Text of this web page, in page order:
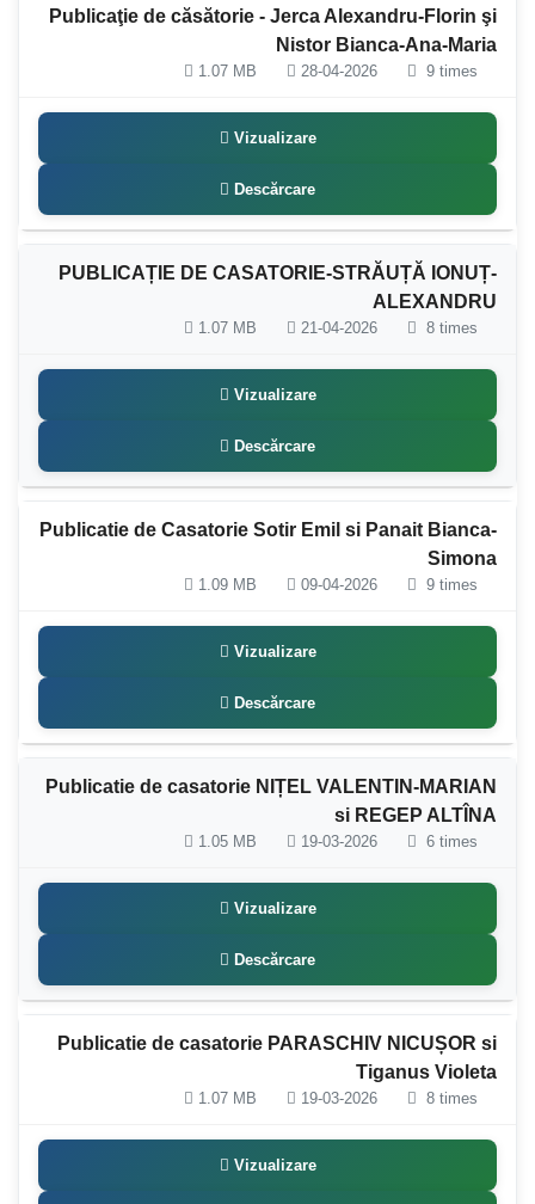
Publicaţie de căsătorie - Jerca Alexandru-Florin şi
Nistor Bianca-Ana-Maria
1.07 MB 28-04-2026 9 times
Vizualizare
Descărcare
PUBLICAȚIE DE CASATORIE-STRĂUȚĂ IONUȚ-
ALEXANDRU
1.07 MB 21-04-2026 8 times
Vizualizare
Descărcare
Publicatie de Casatorie Sotir Emil si Panait Bianca-
Simona
1.09 MB 09-04-2026 9 times
Vizualizare
Descărcare
Publicatie de casatorie NIȚEL VALENTIN-MARIAN
si REGEP ALTÎNA
1.05 MB 19-03-2026 6 times
Vizualizare
Descărcare
Publicatie de casatorie PARASCHIV NICUȘOR si
Tiganus Violeta
1.07 MB 19-03-2026 8 times
Vizualizare